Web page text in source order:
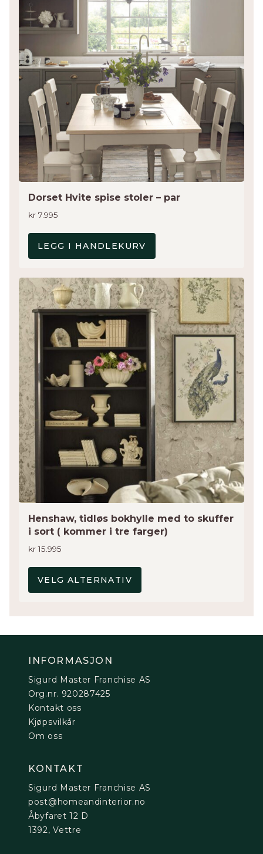
Dorset Hvite spise stoler – par
kr 7.995
LEGG I HANDLEKURV
Henshaw, tidløs bokhylle med to skuffer
i sort ( kommer i tre farger)
kr15.995
VELG ALTERNATIV
Dette
produktet
har
flere
varianter.
kan
velges
på
produktsiden
INFORMASJON
Sigurd Master Franchise AS
Org.nr. 920287425
Kontakt oss
Kjøpsvilkår
Om oss
KONTAKT
Sigurd Master Franchise AS
post@homeandinterior.no
Åbyfaret 12 D
1392, Vettre